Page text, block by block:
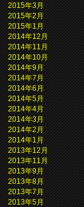
2015年3月
2015年2月
2015年1月
2014年12月
2014年11月
2014年10月
2014年9月
2014年7月
2014年6月
2014年5月
2014年4月
2014年3月
2014年2月
2014年1月
2013年12月
2013年11月
2013年9月
2013年8月
2013年7月
2013年5月